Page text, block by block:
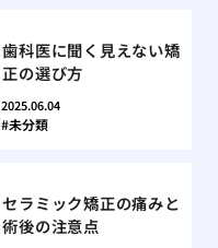
歯科医に聞く見えない矯
正の選び方
2025.06.04
未分類
セラミック矯正の痛みと
術後の注意点